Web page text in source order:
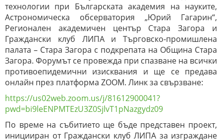
технологии при Българската академия на науките,
Астрономическа обсерватория „Юрий Гагарин“,
Регионален академичен център Стара Загора и
Граждански клуб ЛИПА и Търговско-промишлена
палата – Стара Загора с подкрепата на Община Стара
Загора. Форумът се провежда при спазване на всички
противоепидемични изисквания и ще се предава
онлайн през платформа ZOOM. Линк за свързване:
https://us02web.zoom.us/j/81612900041?
pwd=bi9leENPMTEzU3Z0SjlvT1pNazgydz09
По време на събитието ще бъде представен проект,
иницииран от Граждански клуб ЛИПА за изграждане